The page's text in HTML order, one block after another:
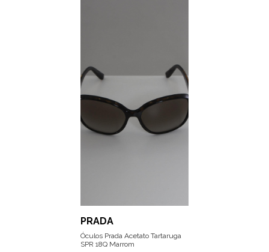
PRADA
Óculos Prada Acetato Tartaruga
SPR 18Q Marrom